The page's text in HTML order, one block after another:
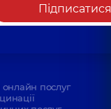
Підписатися
послуг